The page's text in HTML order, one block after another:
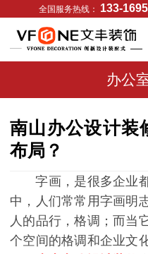
全国服务热线： 133-
办公
南山办公设计装
布局？
字画，是很多企业
中，人们常常用字画明
人的品行，格调；而当
个空间的格调和企业文